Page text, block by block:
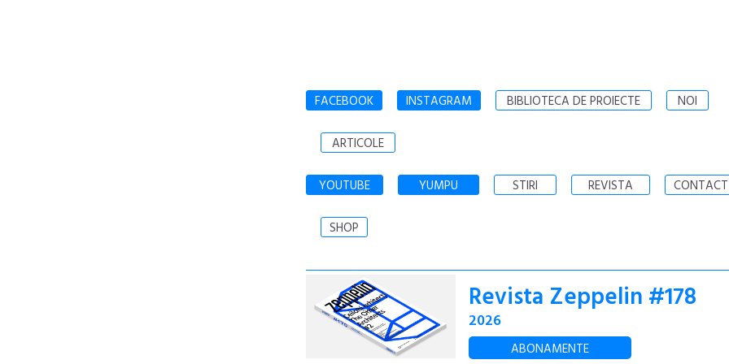
FACEBOOK INSTAGRAM BIBLIOTECA DE PROIECTE NOI
ARTICOLE
YOUTUBE YUMPU STIRI REVISTA CONTACT
SHOP
Revista Zeppelin #178
2026
ABONAMENTE